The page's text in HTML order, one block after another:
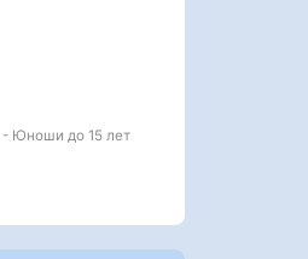
- Юноши до 15 лет